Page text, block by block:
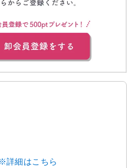
詳細はこちら